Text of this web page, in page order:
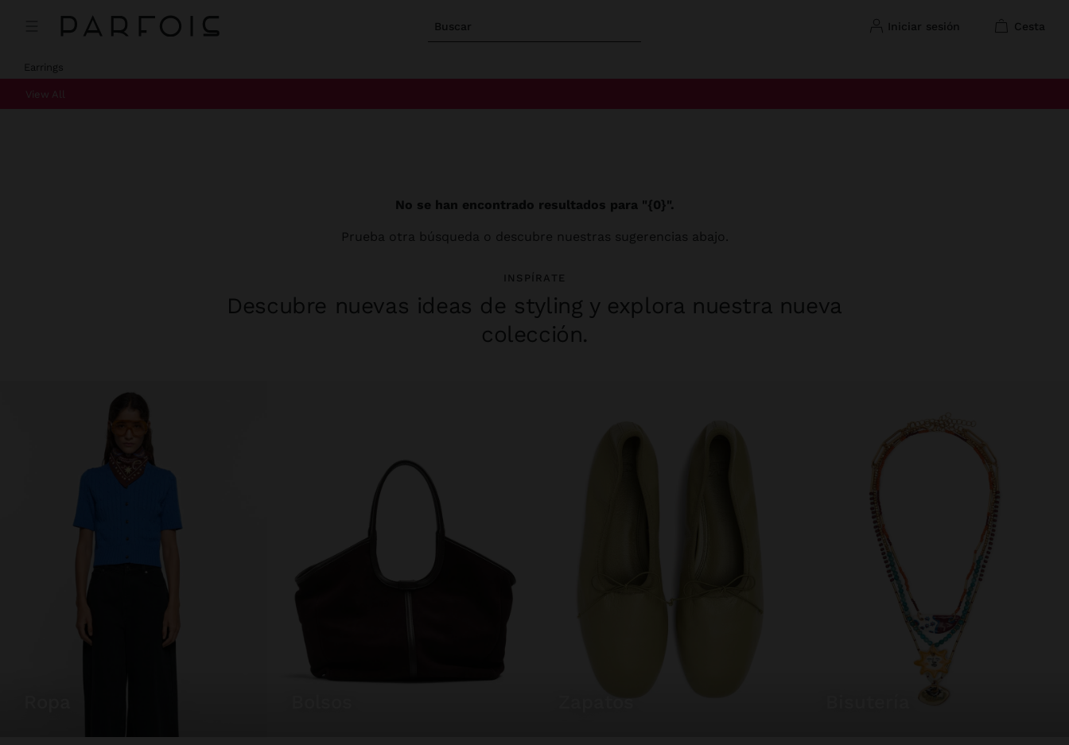
Buscar iniciar sesión cesta
Earrings
View All
No se han encontrado resultados para "{0}".
Prueba otra búsqueda o descubre nuestras sugerencias abajo.
INSPÍRATE
Descubre nuevas ideas de styling y explora nuestra nueva
colección.